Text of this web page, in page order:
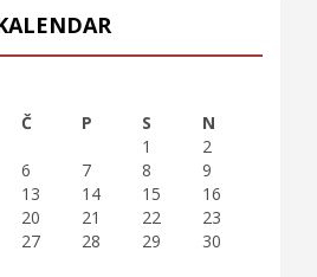
Č P S
N
1
2
6 7 8
9
13 14 15
16
20 21 22
23
27 28 29
30